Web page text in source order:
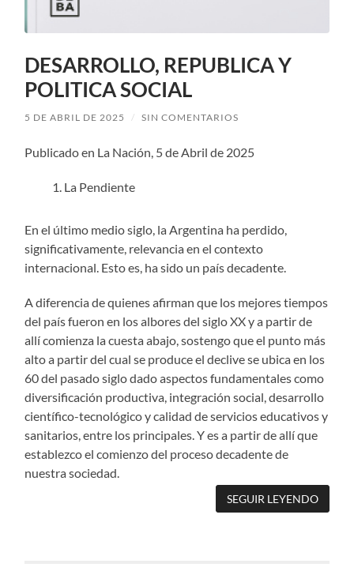
DESARROLLO, REPUBLICA Y
POLITICA SOCIAL
5 DE ABRIL DE 2025 / SIN COMENTARIOS
Publicado en La Nación, 5 de Abril de 2025
La Pendiente
En el último medio siglo, la Argentina ha perdido,
significativamente, relevancia en el contexto
internacional. Esto es, ha sido un país decadente.
A diferencia de quienes afirman que los mejores tiempos
del país fueron en los albores del siglo XX y a partir de
allí comienza la cuesta abajo, sostengo que el punto más
alto a partir del cual se produce el declive se ubica en los
60 del pasado siglo dado aspectos fundamentales como
diversificación productiva, integración social, desarrollo
científico-tecnológico y calidad de servicios educativos y
sanitarios, entre los principales. Y es a partir de allí que
establezco el comienzo del proceso decadente de
nuestra sociedad.
SEGUIR LEYENDO